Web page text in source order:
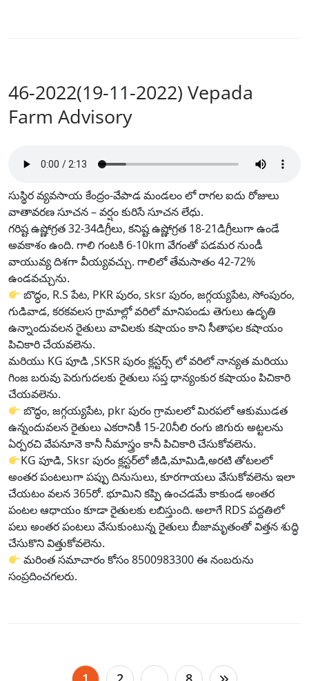
46-2022(19-11-2022) Vepada
Farm Advisory
సుస్థిర వ్యవసాయ కేంద్రం-వేపాడ మండలం లో రాగల ఐదు రోజులు
వాతావరణ సూచన – వర్షం కురిసే సూచన లేధు.
గరిష్ట ఉష్ణోగ్రత 32-34డిగ్రీలు, కనిష్ట ఉష్ణోగ్రత 18-21డిగ్రీలుగా ఉండే
అవకాశం ఉంది. గాలి గంటకి 6-10km వేగంతో పడమర నుండీ
వాయువ్య దిశగా వీయ్యవచ్చు. గాలిలో తేమసాతం 42-72%
ఉండవచ్చును.
బొద్ధం, R.S పేట, PKR పురం, sksr పురం, జగ్గయ్యపేట, సోంపురం,
గుడివాడ, కరకవలస గ్రామాల్లో వరిలో మానిపండు తెగులు ఉదృతి
ఉన్నాందువలన రైతులు వావిలకు కషాయం కాని సీతాఫల కషాయం
పిచికారి చేయవలెను.
మరియు KG పూడి ,SKSR పురం క్లస్టర్స్ లో వరిలో నాన్యత మరియు
గింజ బరువు పెరుగుదలకు రైతులు సప్త ధాన్యంకుర కషాయం పిచికారి
చేయవలెను.
బొద్ధం, జగ్గయ్యపేట, pkr పురం గ్రామలలో మిరపలో ఆకుముడత
ఉన్నందువలన రైతులు ఎకరానికీ 15-20నీలి రంగు జిగురు అట్టలను
ఏర్పరచి వేపనూనె కానీ నీమాస్త్రం కానీ పిచికారి చేసుకోవలెను.
KG పూడి, Sksr పురం క్లస్టర్‌లో జీడి,మామిడి,అరటి తోటలలో
అంతర పంటలుగా పప్పు దినుసులు, కూరగాయలు వేసుకోవలెను ఇలా
చేయటం వలన 365రో. భూమిని కప్పి ఉంచడమే కాకుండ అంతర
పంటల ఆధాయం కూడా రైతులకు లబిస్తుంది. అలాగే RDS పద్దతిలో
పలు అంతర పంటలు వేసుకుంటున్న రైతులు బీజామృతంతో విత్తన శుద్ధి
చేసుకొని విత్తుకోవలెను.
మరింత సమాచారం కోసం 8500983300 ఈ నంబరును
సంప్రదించగలరు.